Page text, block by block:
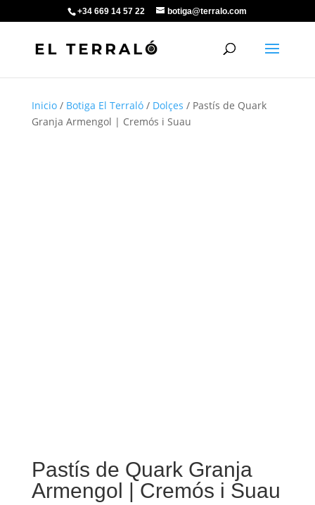
+34 669 14 57 22 botiga@terralo.com
Inicio/ Botiga El Terraló/ Dolçes / Pastís de Quark
Granja Armengol | Cremós i Suau
Pastís de Quark Granja
Armengol | Cremós i Suau